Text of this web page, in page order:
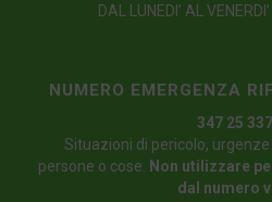
DAL LUNEDI’ AL
NUMERO EMERGENZA
347 25
Situazioni di pericolo,
persone o cose.
Non utilizzare
dal numero